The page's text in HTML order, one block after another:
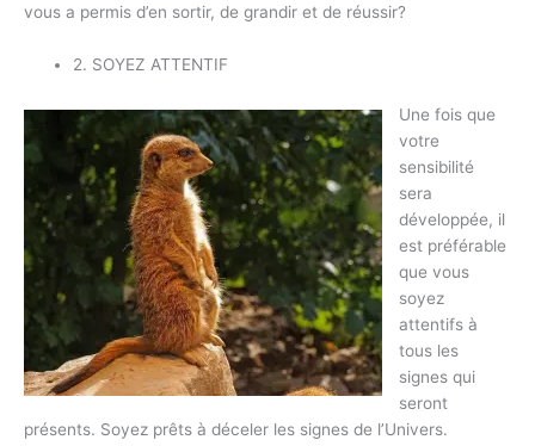
vous a permis d’en sortir, de grandir et de réussir?
2. SOYEZ ATTENTIF
Une fois que
votre
sensibilité
sera
développée, il
est préférable
que vous
soyez
attentifs à
tous les
signes qui
seront
présents. Soyez prêts à déceler les signes de l’Univers.